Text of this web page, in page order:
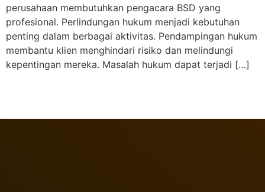
perusahaan membutuhkan pengacara BSD yang
profesional. Perlindungan hukum menjadi kebutuhan
penting dalam berbagai aktivitas. Pendampingan hukum
membantu klien menghindari risiko dan melindungi
kepentingan mereka. Masalah hukum dapat terjadi […]